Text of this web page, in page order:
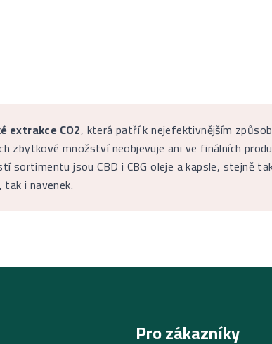
extrakce CO2, která patří k nejefektivnějším
zbytkové množství neobjevuje ani ve finálních
sortimentu jsou CBD i CBG oleje a kapsle, stejně
i navenek.
Pro zákazníky